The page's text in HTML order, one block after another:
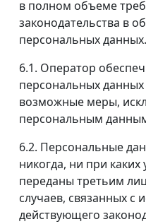
в полном объеме
законодательства в
персональных данных.
6.1. Оператор
персональных
возможные меры,
персональным
6.2. Персональные
никогда, ни при каких
переданы третьим
случаев, связанных с
действующего